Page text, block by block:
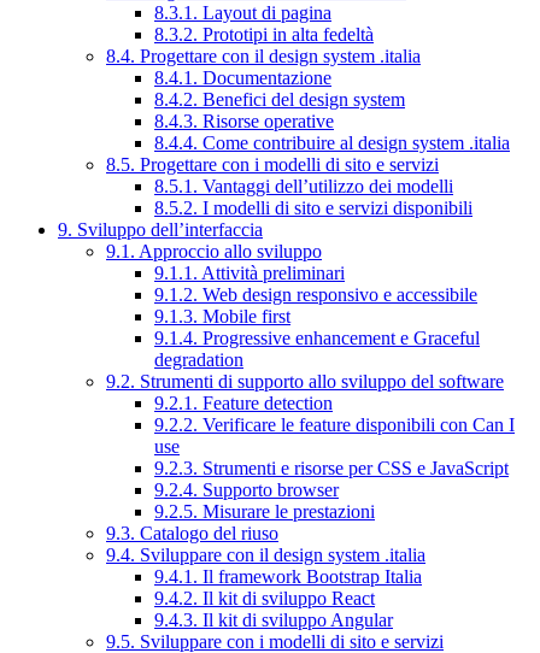
8.3.1. Layout di pagina
8.3.2. Prototipi in alta fedeltà
8.4. Progettare con il design system .italia
8.4.1. Documentazione
8.4.2. Benefici del design system
8.4.3. Risorse operative
8.4.4. Come contribuire al design system .italia
8.5. Progettare con i modelli di sito e servizi
8.5.1. Vantaggi dell’utilizzo dei modelli
8.5.2. I modelli di sito e servizi disponibili
9. Sviluppo dell’interfaccia
9.1. Approccio allo sviluppo
9.1.1. Attività preliminari
9.1.2. Web design responsivo e accessibile
9.1.3. Mobile first
9.1.4. Progressive enhancement e Graceful
degradation
9.2. Strumenti di supporto allo sviluppo del software
9.2.1. Feature detection
9.2.2. Verificare le feature disponibili con Can I
use
9.2.3. Strumenti e risorse per CSS e JavaScript
9.2.4. Supporto browser
9.2.5. Misurare le prestazioni
9.3. Catalogo del riuso
9.4. Sviluppare con il design system .italia
9.4.1. Il framework Bootstrap Italia
9.4.2. Il kit di sviluppo React
9.4.3. Il kit di sviluppo Angular
9.5. Sviluppare con i modelli di sito e servizi